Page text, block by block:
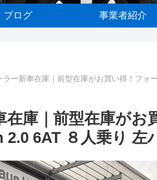
ブログ 事業者紹介
ー新車在庫｜前型在庫がお買い得！フォ
庫｜前型在庫がお
6AT ８人乗り 左